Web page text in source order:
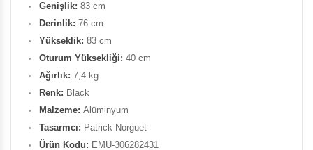
Genişlik: 83 cm
Derinlik: 76 cm
Yükseklik: 83 cm
Oturum Yüksekliği: 40 cm
Ağırlık: 7,4 kg
Renk: Black
Malzeme: Alüminyum
Tasarmcı: Patrick Norguet
Ürün Kodu: EMU-306282431